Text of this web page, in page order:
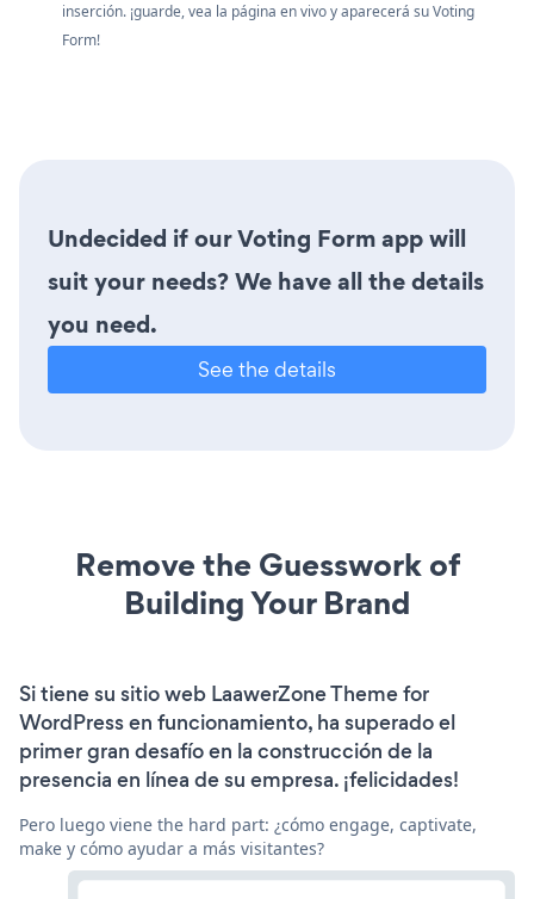
inserción. ¡guarde, vea la página en vivo y aparecerá su Voting
Form!
Undecided if our Voting Form app will
suit your needs? We have all the details
you need.
See the details
Remove the Guesswork of
Building Your Brand
Si tiene su sitio web LaawerZone Theme for
WordPress en funcionamiento, ha superado el
primer gran desafío en la construcción de la
presencia en línea de su empresa. ¡felicidades!
Pero luego viene the hard part: ¿cómo engage, captivate,
make y cómo ayudar a más visitantes?